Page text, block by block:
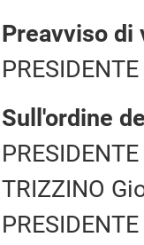
Preavviso di
Sull'ordine
TRIZZINO